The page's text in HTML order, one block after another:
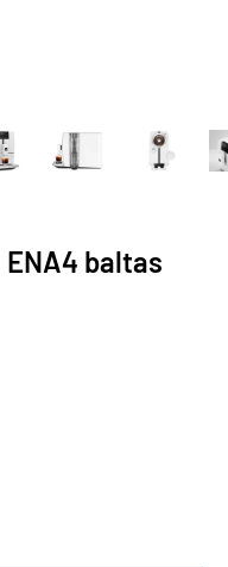
baltas